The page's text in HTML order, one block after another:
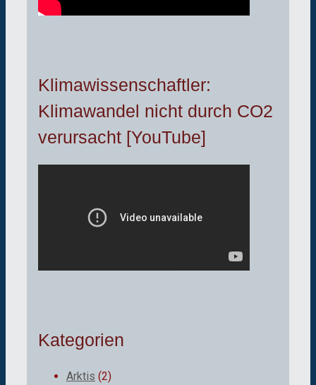
Klimawissenschaftler:
Klimawandel nicht durch CO2
verursacht [YouTube]
Kategorien
Arktis (2)